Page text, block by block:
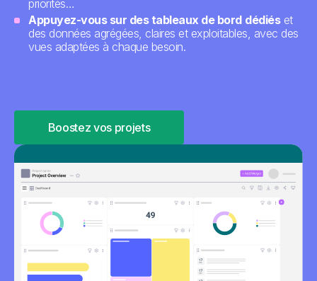
priorités…
Appuyez-vous sur des tableaux de bord dédiéset
des données agrégées, claires et exploitables, avec des
vues adaptées à chaque besoin.
Boostez vos projets